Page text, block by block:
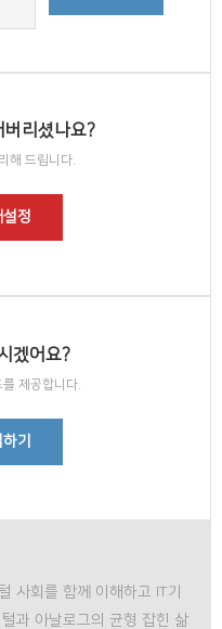
버리셨나요?
해 드립니다.
정
겠어요?
제공합니다.
기
사회를 함께 이해하고 IT기
과 아날로그의 균형 잡힌 삶